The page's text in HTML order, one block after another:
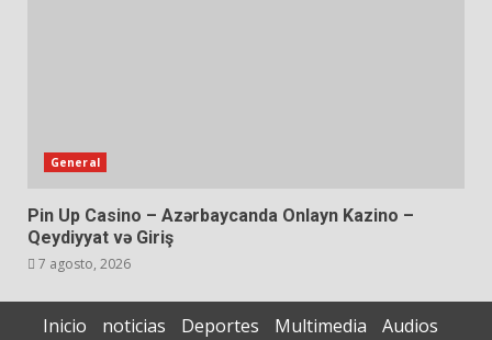
General
Pin Up Casino – Azərbaycanda Onlayn Kazino –
Qeydiyyat və Giriş
7 agosto, 2026
Inicio noticias Deportes Multimedia
Audios